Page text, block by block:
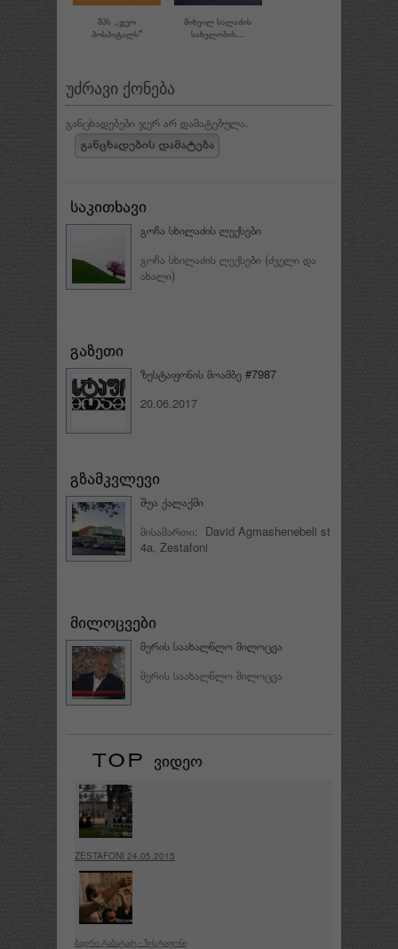
ᲨᲞᲡ ,,ᲯᲔᲝ
ᲰᲝᲡᲞᲘᲢᲐᲚᲡ''
ᲛᲘᲮᲔᲘᲚ ᲡᲐᲚᲐᲫᲘᲡ
ᲡᲐᲮᲔᲚᲝᲑᲘᲡ...
უძრავი ქონება
განცხადებები ჯერ არ დამატებულა.
გოჩა სხილაძის ლექსები
გოჩა სხილაძის ლექსები (ძველი და
ახალი)
ზესტაფონის მოამბე #7987
20.06.2017
შუა ქალაქში
მისამართი: David Agmashenebeli st
4a, Zestafoni
მერის საახალწლო მილოცვა
მერის საახალწლო მილოცვა
ZESTAFONI 24.05.2015
ბადრი ტაბატაძე - ზესტაფონი